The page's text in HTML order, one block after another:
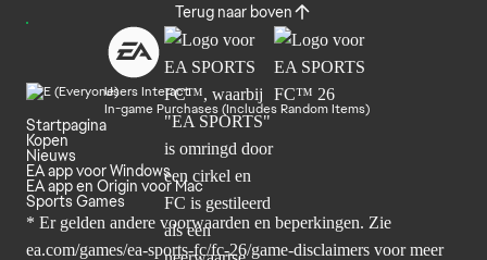
Terug naar boven
Users Interact
In-game Purchases (Includes Random Items)
Startpagina
Kopen
Nieuws
EA app voor Windows
EA app en Origin voor Mac
Sports Games
* Er gelden andere voorwaarden en beperkingen. Zie
ea.com/games/ea-sports-fc/fc-26/game-disclaimers voor meer